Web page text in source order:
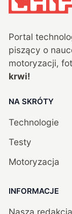
Portal
piszący o
motoryzacji,
krwi!
NA SKRÓTY
Technologie
Testy
Motoryzacja
INFORMACJE
Nasza redakcja